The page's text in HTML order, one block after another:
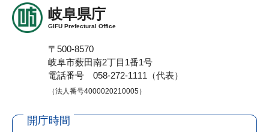
岐阜県庁
GIFU Prefectural Office
〒500-8570
岐阜市薮田南2丁目1番1号
電話番号 058-272-1111（代表）
（法人番号4000020210005）
開庁時間